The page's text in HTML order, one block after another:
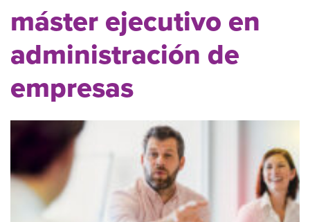
máster ejecutivo en
administración de
empresas